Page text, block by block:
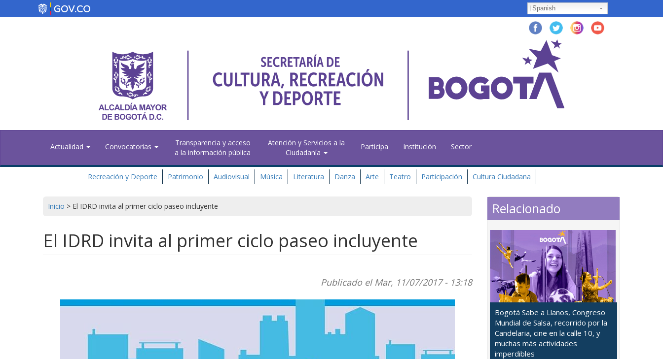
Spanish
Actualidad Convocatorias
Transparencia y acceso
a la información pública
Atención y Servicios a la
Ciudadanía
Participa Institución Sector
Recreación y Deporte Patrimonio Audiovisual Música Literatura Danza Arte Teatro Participación Cultura Ciudadana
Inicio > El IDRD invita al primer ciclo paseo incluyente
El IDRD invita al primer ciclo paseo incluyente
Publicado el Mar, 11/07/2017 - 13:18
Relacionado
Bogotá Sabe a Llanos, Congreso
Mundial de Salsa, recorrido por la
Candelaria, cine en la calle 10, y
muchas más actividades
imperdibles